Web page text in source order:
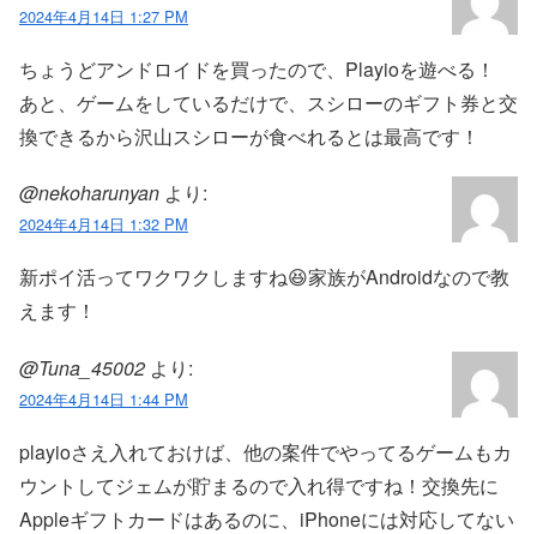
2024年4月14日 1:27 PM
ちょうどアンドロイドを買ったので、Playioを遊べる！
あと、ゲームをしているだけで、スシローのギフト券と交
換できるから沢山スシローが食べれるとは最高です！
@nekoharunyan より:
2024年4月14日 1:32 PM
新ポイ活ってワクワクしますね😆家族がAndroidなので教
えます！
@Tuna_45002 より:
2024年4月14日 1:44 PM
playioさえ入れておけば、他の案件でやってるゲームもカ
ウントしてジェムが貯まるので入れ得ですね！交換先に
Appleギフトカードはあるのに、iPhoneには対応してない